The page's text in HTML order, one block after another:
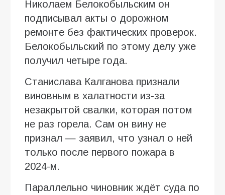
Николаем Белокобыльским он
подписывал акты о дорожном
ремонте без фактических проверок.
Белокобыльский по этому делу уже
получил четыре года.
Станислава Калганова признали
виновным в халатности из-за
незакрытой свалки, которая потом
не раз горела. Сам он вину не
признал — заявил, что узнал о ней
только после первого пожара в
2024-м.
Параллельно чиновник ждёт суда по